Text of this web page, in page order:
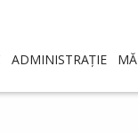
ADMINISTRAȚIE